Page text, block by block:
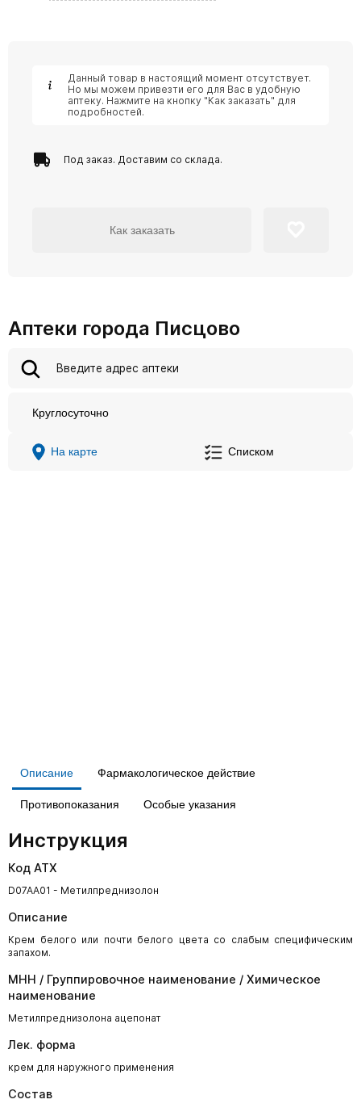
Данный товар в настоящий момент отсутствует.
Но мы можем привезти его для Вас в удобную
аптеку. Нажмите на кнопку "Как заказать" для
подробностей.
Под заказ. Доставим со склада.
Как заказать
Аптеки города Писцово
Круглосуточно
На карте Списком
Описание Фармакологическое действие
Противопоказания Особые указания
Инструкция
Код АТХ
D07AA01 - Метилпреднизолон
Описание
Крем белого или почти белого цвета со слабым специфическим
запахом.
МНН / Группировочное наименование / Химическое
наименование
Метилпреднизолона ацепонат
Лек. форма
крем для наружного применения
Состав